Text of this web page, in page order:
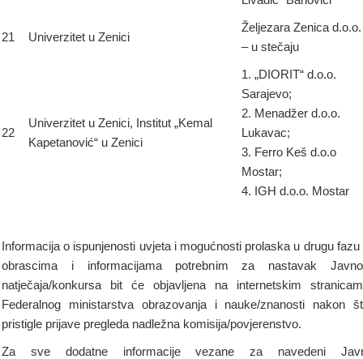
21 Univerzitet u Zenici
Željezara Zenica d.o.o.
– u stečaju
22
Univerzitet u Zenici, Institut „Kemal
Kapetanović“ u Zenici
1. „DIORIT“ d.o.o.
Sarajevo;
2. Menadžer d.o.o.
Lukavac;
3. Ferro Keš d.o.o
Mostar;
4. IGH d.o.o. Mostar
Informacija o ispunjenosti uvjeta i mogućnosti prolaska u drugu fazu
obrascima i informacijama potrebnim za nastavak
natječaja/konkursa bit će objavljena na internetskim
Federalnog ministarstva obrazovanja i nauke/znanosti nakon
pristigle prijave pregleda nadležna komisija/povjerenstvo.
Za sve dodatne informacije vezane za navedeni